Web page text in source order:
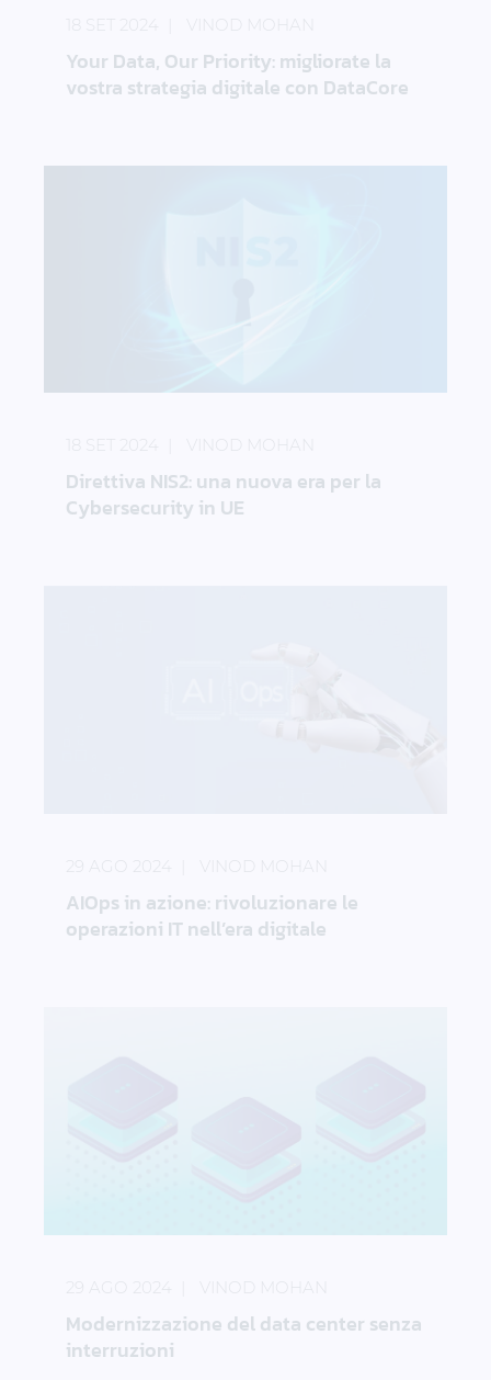
18 SET 2024
Your Data, Our Priority: migliorate la
vostra strategia digitale con DataCore
18 SET 2024
Direttiva NIS2: una nuova era per la
Cybersecurity in UE
AIOps in azione: rivoluzionare le
operazioni IT nell’era digitale
Modernizzazione del data center senza
interruzioni